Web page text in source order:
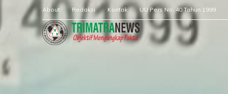
About Redaksi Kontak UU Pers No. 40 Tahun 1999